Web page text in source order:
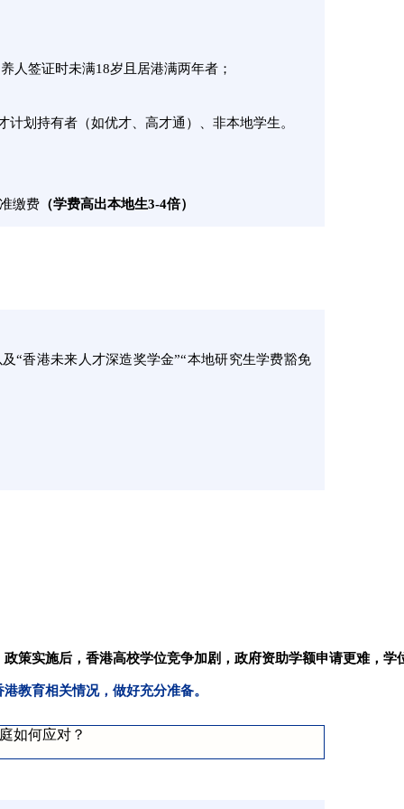
人签证时未满18岁且居港满两年者；
划持有者（如优才、高才通）、非本地学生。
缴费 （学费高出本地生3-4倍）
“香港未来人才深造奖学金”“本地研究生学费豁免
政策实施后，香港高校学位竞争加剧，政府资助学额申请更难，
教育相关情况，做好充分准备。